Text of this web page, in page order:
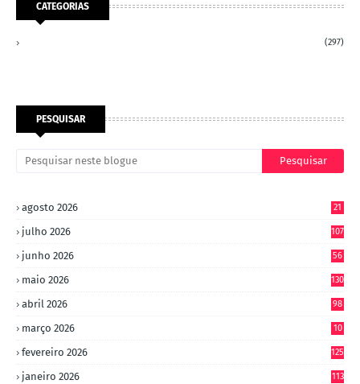
CATEGORIAS
(297)
PESQUISAR
agosto 2026 21
julho 2026 107
junho 2026 56
maio 2026 130
abril 2026 98
março 2026
10
fevereiro 2026 125
janeiro 2026 113